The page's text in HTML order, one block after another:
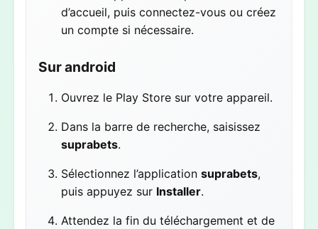
d’accueil, puis connectez-vous ou créez
un compte si nécessaire.
Sur android
Ouvrez le Play Store sur votre appareil.
Dans la barre de recherche, saisissez
suprabets.
Sélectionnez l’application suprabets,
puis appuyez sur Installer.
Attendez la fin du téléchargement et de